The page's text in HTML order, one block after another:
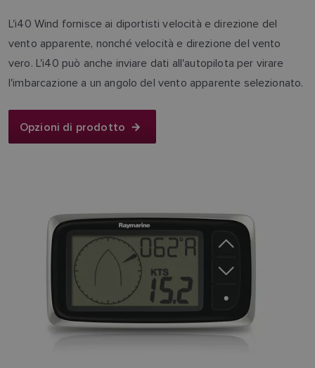
L'i40 Wind fornisce ai diportisti velocità e direzione del
vento apparente, nonché velocità e direzione del vento
vero. L'i40 può anche inviare dati all'autopilota per virare
l'imbarcazione a un angolo del vento apparente selezionato.
Opzioni di prodotto